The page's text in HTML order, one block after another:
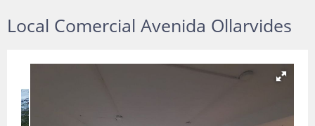
Local Comercial Avenida Ollarvides